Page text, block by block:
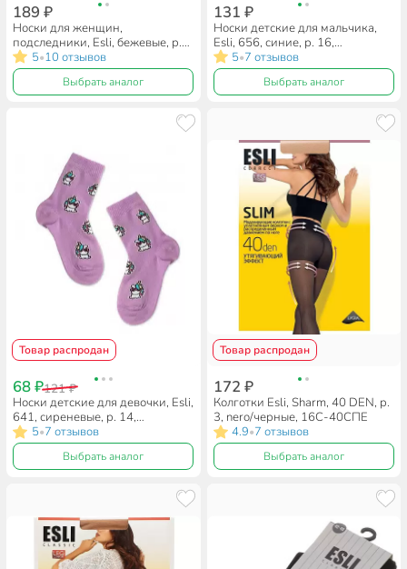
189 ₽
Носки для женщин,
подследники, Esli, бежевые, р.
23-25, IS001
5•10 отзывов
Выбрать аналог
131 ₽
Носки детские для мальчика,
Esli, 656, синие, р. 16,
21С-90СПE
5•7 отзывов
Выбрать аналог
Товар распродан
68 ₽121 ₽
Носки детские для девочки, Esli,
641, сиреневые, р. 14,
21С-90СПE
5•7 отзывов
Выбрать аналог
Товар распродан
172 ₽
Колготки Esli, Sharm, 40 DEN, р.
3, nero/черные, 16С-40СПЕ
4.9•7 отзывов
Выбрать аналог